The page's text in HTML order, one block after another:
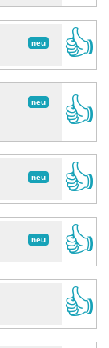
neu
👍
neu
👍
neu
👍
neu
👍
👍